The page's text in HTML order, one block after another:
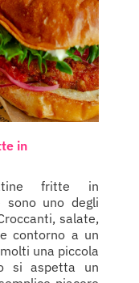
in
fritte in
sono uno degli
salate,
contorno a un
una piccola
si aspetta un